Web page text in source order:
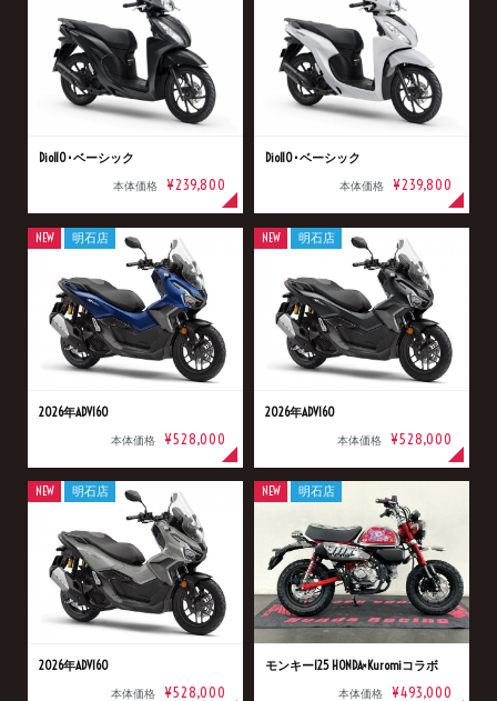
Dio110･ベーシック
本体価格 ¥239,800
Dio110･ベーシック
本体価格 ¥239,800
2026年ADV160
本体価格 ¥528,000
NEW 明石店
2026年ADV160
本体価格 ¥528,000
NEW 明石店
2026年ADV160
本体価格 ¥528,000
NEW 明石店
モンキー125 HONDA×Kuromiコラボ
本体価格 ¥493,000
NEW 明石店